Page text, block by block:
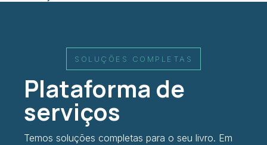
SOLUÇÕES COMPLETAS
Plataforma de
serviços
Temos soluções completas para o seu livro. Em